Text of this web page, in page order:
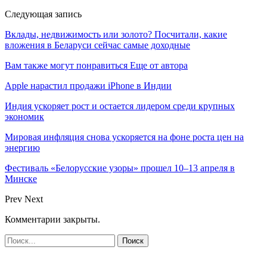
Следующая запись
Вклады, недвижимость или золото? Посчитали, какие
вложения в Беларуси сейчас самые доходные
Вам также могут понравиться Еще от автора
Apple нарастил продажи iPhone в Индии
Индия ускоряет рост и остается лидером среди крупных
экономик
Мировая инфляция снова ускоряется на фоне роста цен на
энергию
Фестиваль «Белорусские узоры» прошел 10–13 апреля в
Минске
Prev Next
Комментарии закрыты.